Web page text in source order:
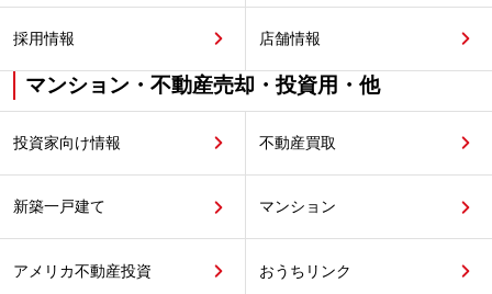
採用情報 店舗情報
マンション・不動産売却・投資用・他
投資家向け情報 不動産買取
新築一戸建て マンション
アメリカ不動産投資 おうちリンク